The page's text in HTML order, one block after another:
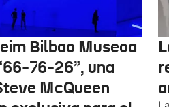
Bilbao Museoa
76-26”, una
McQueen